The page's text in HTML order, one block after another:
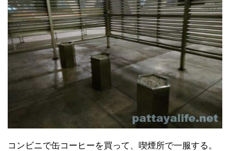
コンビニで缶コーヒーを買って、喫煙所で一服する。